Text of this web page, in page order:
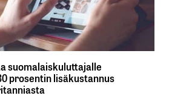
suomalaiskuluttajalle
prosentin lisäkustannus